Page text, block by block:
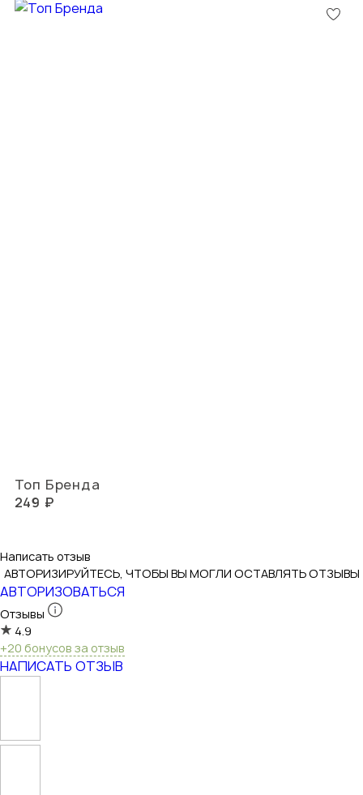
Топ Бренда
249 ₽
Написать отзыв
АВТОРИЗИРУЙТЕСЬ, ЧТОБЫ ВЫ МОГЛИ ОСТАВЛЯТЬ ОТЗЫВЫ
АВТОРИЗОВАТЬСЯ
Отзывы
4.9
+20 бонусов за отзыв
НАПИСАТЬ ОТЗЫВ